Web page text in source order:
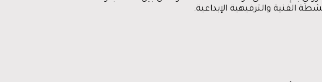
الفنية والترفيهية الإبداعية.